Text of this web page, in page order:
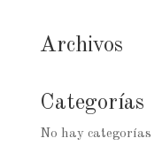
Archivos
Categorías
No hay categorías